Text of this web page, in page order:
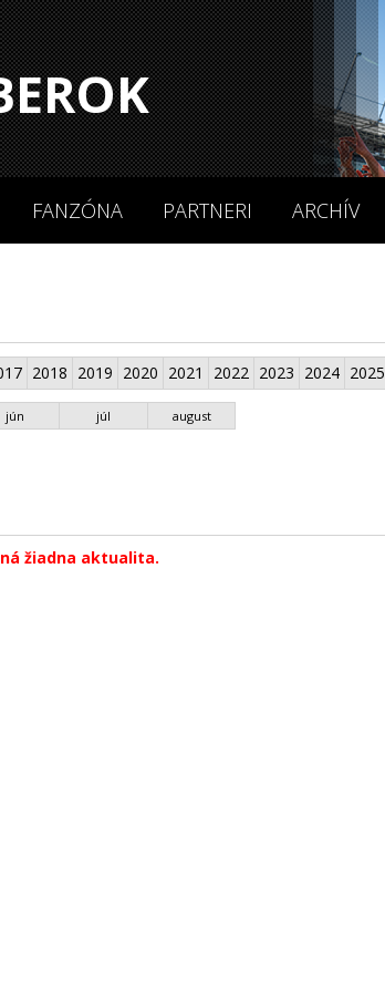
FANZÓNA PARTNERI ARCHÍV
2018 2019 2020 2021 2022 2023 2024 2025
jún júl august
žiadna aktualita.